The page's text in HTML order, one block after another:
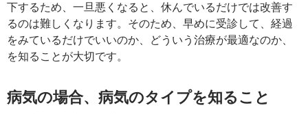
下するため、一旦悪くなると、休んでいるだけでは改善す
るのは難しくなります。そのため、早めに受診して、経過
をみているだけでいいのか、どういう治療が最適なのか、
を知ることが大切です。
病気の場合、病気のタイプを知ること